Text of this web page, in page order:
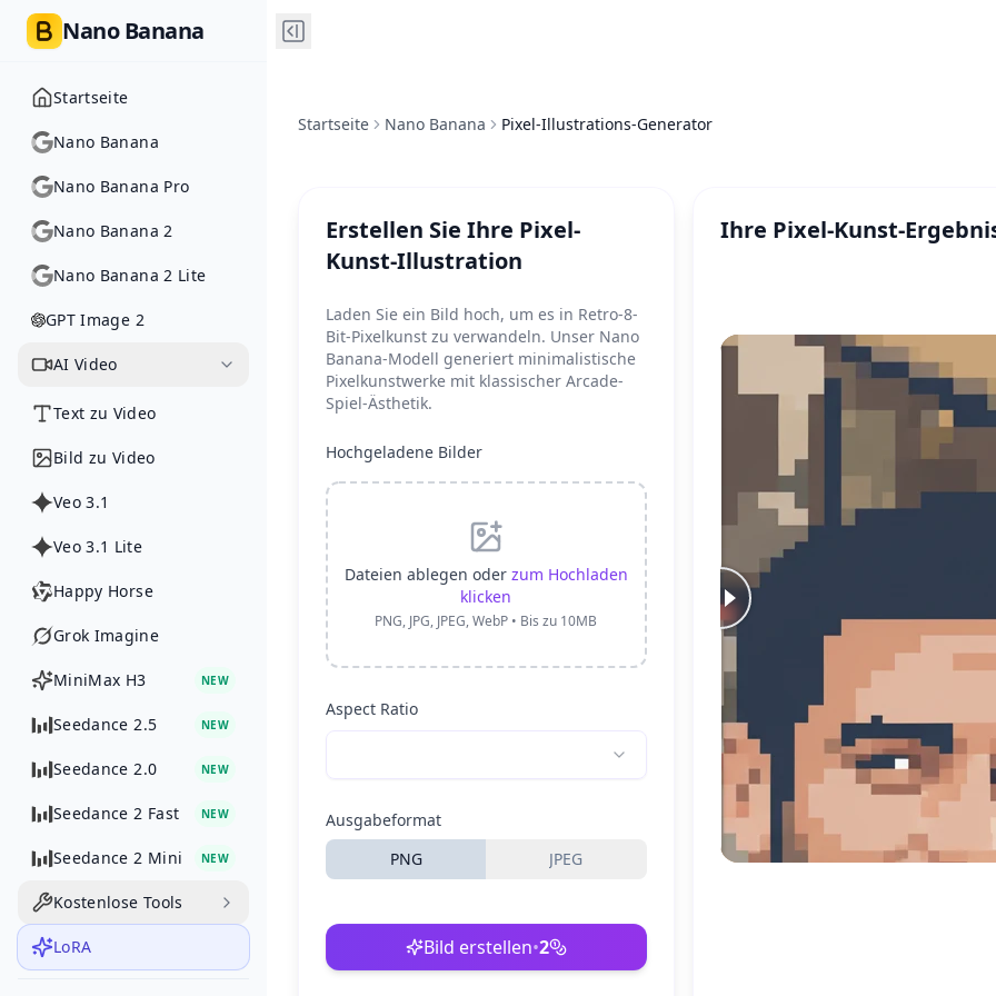
Nano Banana
Startseite
Nano Banana
Nano Banana Pro
Nano Banana 2
Nano Banana 2 Lite
GPT Image 2
AI Video
Text zu Video
Bild zu Video
Veo 3.1
Veo 3.1 Lite
Happy Horse
Grok Imagine
MiniMax H3 NEW
Seedance 2.5 NEW
Seedance 2.0 NEW
Seedance 2 Fast NEW
Seedance 2 Mini NEW
Kostenlose Tools
LoRA
Startseite Nano Banana Pixel-Illustrations-Generator
Erstellen Sie Ihre Pixel-
Kunst-Illustration
Laden Sie ein Bild hoch, um es in Retro-8-
Bit-Pixelkunst zu verwandeln. Unser Nano
Banana-Modell generiert minimalistische
Pixelkunstwerke mit klassischer Arcade-
Spiel-Ästhetik.
Hochgeladene Bilder
Dateien ablegen oder zum Hochladen
klicken
PNG, JPG, JPEG, WebP • Bis zu 10MB
Aspect Ratio
Ausgabeformat
PNG
JPEG
Bild erstellen•2
Ihre Pixel-Kunst-